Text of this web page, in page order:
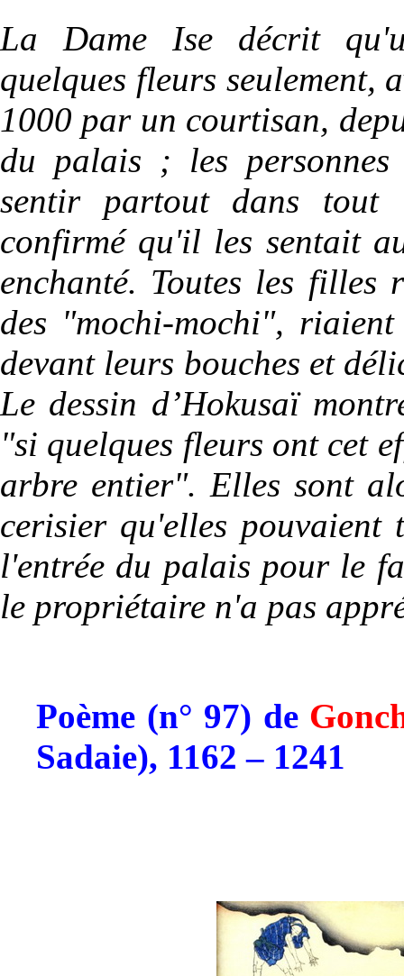
La Dame Ise décrit
quelques fleurs seulement,
1000 par un courtisan,
du palais ; les personnes
sentir partout dans
confirmé qu'il les sentait
enchanté. Toutes les
des "mochi-mochi",
devant leurs bouches et
Le dessin d’Hokusaï
"si quelques fleurs ont cet
arbre entier". Elles sont
cerisier qu'elles
l'entrée du palais pour le
le propriétaire n'a pas
Poème (n° 97) de
Sadaie), 1162 – 1241